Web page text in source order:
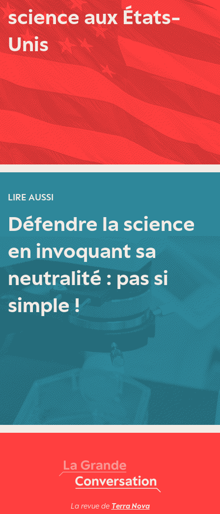
science aux États-
Unis
LIRE AUSSI
Défendre la science
en invoquant sa
neutralité : pas si
simple !
La revue de Terra Nova